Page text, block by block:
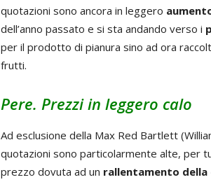
quotazioni sono ancora in leggero
dell’anno passato e si sta andando verso i
per il prodotto di pianura sino ad ora
frutti.
Pere. Prezzi in leggero calo
Ad esclusione della Max Red Bartlett
quotazioni sono particolarmente alte, per
prezzo dovuta ad un rallentamento della